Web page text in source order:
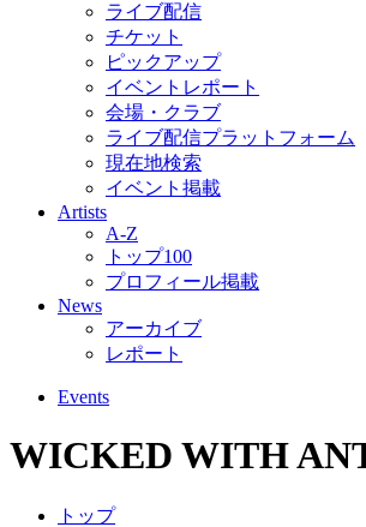
ライブ配信
チケット
ピックアップ
イベントレポート
会場・クラブ
ライブ配信プラットフォーム
現在地検索
イベント掲載
Artists
A-Z
トップ100
プロフィール掲載
News
アーカイブ
レポート
Events
WICKED WITH
トップ